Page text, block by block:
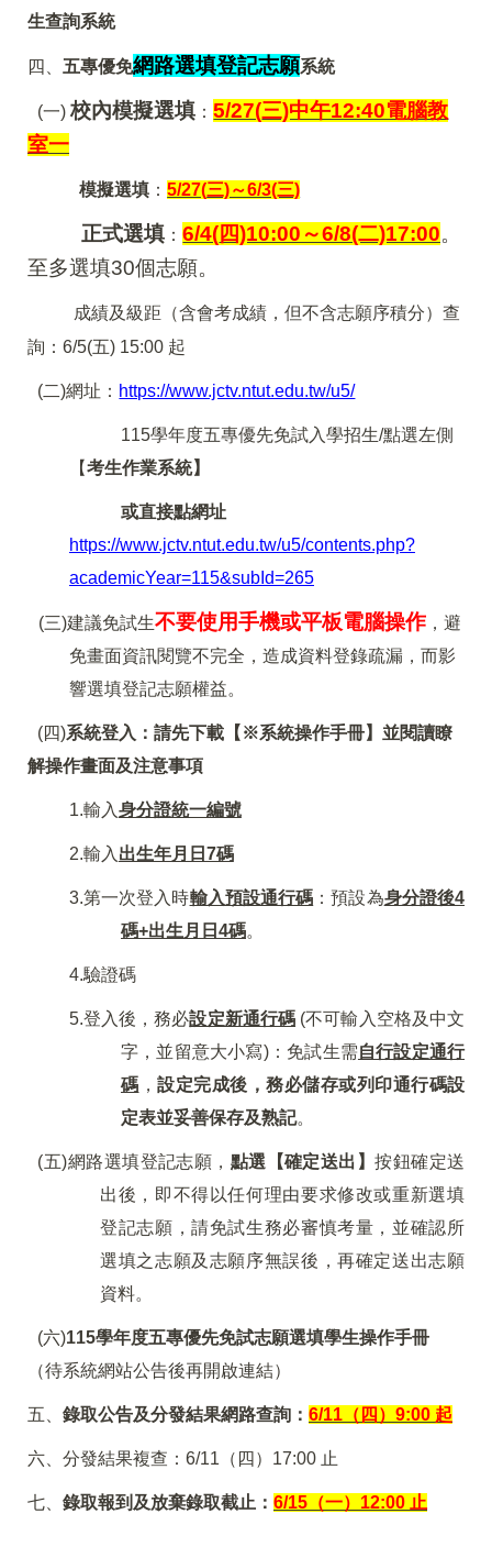
生查詢系統
四、 五專優免網路選填登記志願系統
(一) 校內模擬選填 ：5/27(三)中午12:40電腦教
室一
模擬選填 ：5/27(三)～6/3(三)
正式選填 ：6/4(四)10:00～6/8(二)17:00。
至多選填30個志願。
成績及級距（含會考成績，但不含志願序積分）查
詢：6/5(五) 15:00 起
(二)網址： https://www.jctv.ntut.edu.tw/u5/
115學年度五專優先免試入學招生/點選左側
【考生作業系統】
或直接點網址
https://www.jctv.ntut.edu.tw/u5/contents.php?
academicYear=115&subId=265
(三)建議免試生不要使用手機或平板電腦操作，避
免畫面資訊閱覽不完全，造成資料登錄疏漏，而影
響選填登記志願權益。
(四)系統登入：請先下載【※系統操作手冊】並閱讀瞭
解操作畫面及注意事項
1.輸入身分證統一編號
2.輸入 出生年月日7碼
3.第一次登入時輸入預設通行碼 ：預設為身分證後4
碼+出生月日4碼。
4.驗證碼
5.登入後，務必設定新通行碼 (不可輸入空格及中文
字，並留意大小寫)：免試生需自行設定通行
碼 ， 設定完成後，務必儲存或列印通行碼設
定表並妥善保存及熟記。
(五)網路選填登記志願， 點選【確定送出】按鈕確定送
出後，即不得以任何理由要求修改或重新選填
登記志願，請免試生務必審慎考量，並確認所
選填之志願及志願序無誤後，再確定送出志願
資料。
(六)115學年度五專優先免試志願選填學生操作手冊
（待系統網站公告後再開啟連結）
五、 錄取公告及分發結果網路查詢： 6/11 （四）9:00 起
六、分發結果複查：6/11（四）17:00 止
七、 錄取報到及放棄錄取截止： 6/15 （一）12:00 止